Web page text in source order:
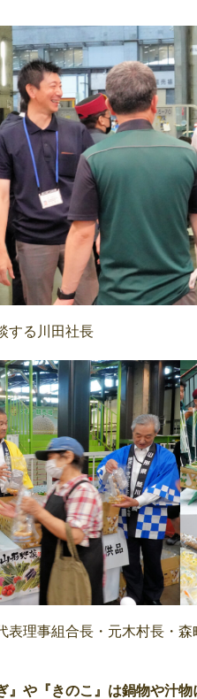
する川田社長
表理事組合長・元木村長・
』や『きのこ』は鍋物や汁物